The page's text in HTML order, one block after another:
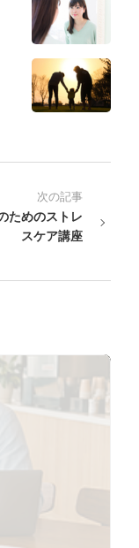
次の記事
ためのストレ
スケア講座